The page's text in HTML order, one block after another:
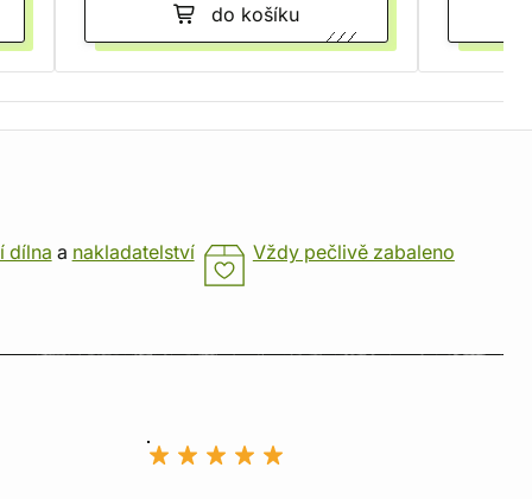
do košíku
dílna a nakladatelství Vždy pečlivě zabaleno